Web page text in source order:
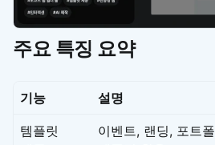
주요 특징 요약
기능 설명
템플릿
이벤트, 랜딩, 포트